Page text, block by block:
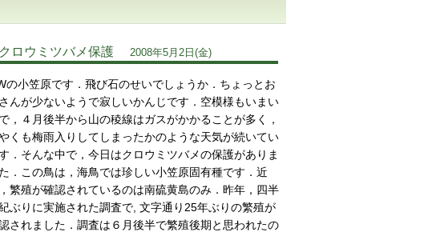
ロウミツバメ保護 2008年5月2日(金)
の小笠原です．飛び石のせいでしょうか．ちょっとお
んが少ないようで寂しいかんじです．空模様もいまい
，４月後半から山の稜線はガスがかかることが多く，
くも梅雨入りしてしまったかのような天気が続いてい
．そんな中で，今日はクロウミツバメの保護がありま
．この鳥は，海鳥では珍しい小笠原固有種です．近
繁殖が確認されているのは南硫黄島のみ．昨年，四半
ぶりに実施された調査で, 文字通り25年ぶりの繁殖が
されました．調査は６月後半で繁殖後期と思われたの